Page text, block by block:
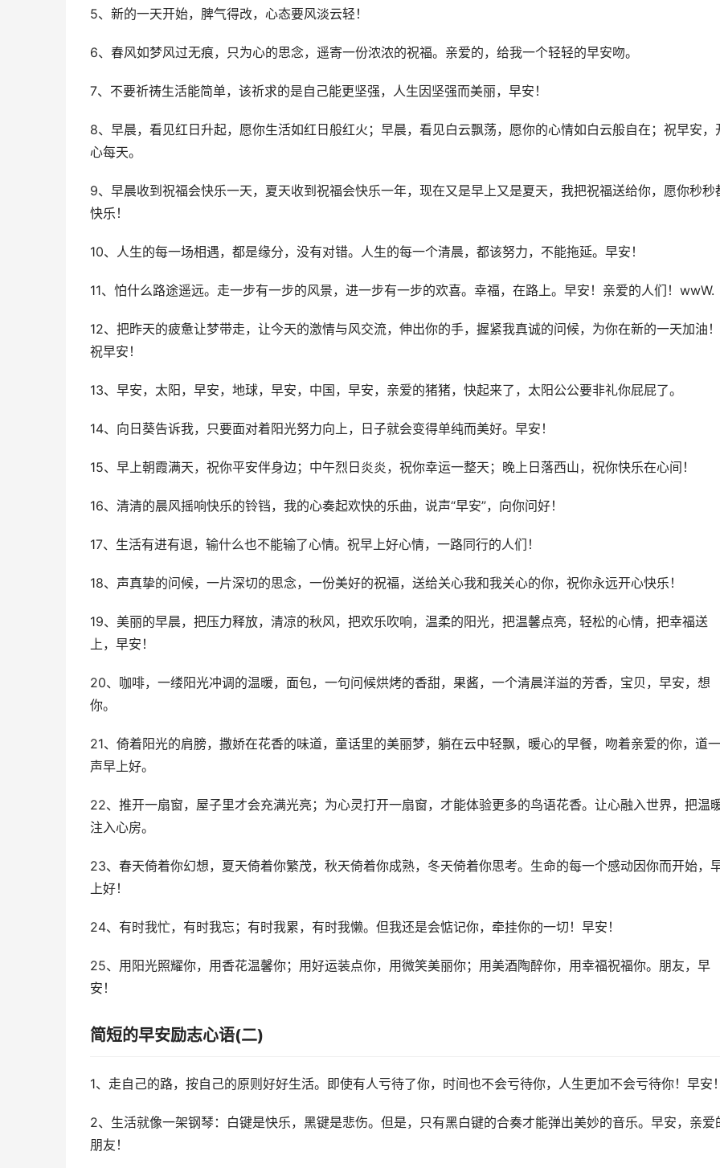
5、新的一天开始，脾气得改，心态要风淡云轻！
6、春风如梦风过无痕，只为心的思念，遥寄一份浓浓的祝福。亲爱的，给我一个轻轻的早安吻。
7、不要祈祷生活能简单，该祈求的是自己能更坚强，人生因坚强而美丽，早安！
8、早晨，看见红日升起，愿你生活如红日般红火；早晨，看见白云飘荡，愿你的心情如白云般自在；祝早安，
心每天。
9、早晨收到祝福会快乐一天，夏天收到祝福会快乐一年，现在又是早上又是夏天，我把祝福送给你，愿你秒秒
快乐！
10、人生的每一场相遇，都是缘分，没有对错。人生的每一个清晨，都该努力，不能拖延。早安！
11、怕什么路途遥远。走一步有一步的风景，进一步有一步的欢喜。幸福，在路上。早安！亲爱的人们！wwW.
12、把昨天的疲惫让梦带走，让今天的激情与风交流，伸出你的手，握紧我真诚的问候，为你在新的一天加油！
祝早安！
13、早安，太阳，早安，地球，早安，中国，早安，亲爱的猪猪，快起来了，太阳公公要非礼你屁屁了。
14、向日葵告诉我，只要面对着阳光努力向上，日子就会变得单纯而美好。早安！
15、早上朝霞满天，祝你平安伴身边；中午烈日炎炎，祝你幸运一整天；晚上日落西山，祝你快乐在心间！
16、清清的晨风摇响快乐的铃铛，我的心奏起欢快的乐曲，说声“早安”，向你问好！
17、生活有进有退，输什么也不能输了心情。祝早上好心情，一路同行的人们！
18、声真挚的问候，一片深切的思念，一份美好的祝福，送给关心我和我关心的你，祝你永远开心快乐！
19、美丽的早晨，把压力释放，清凉的秋风，把欢乐吹响，温柔的阳光，把温馨点亮，轻松的心情，把幸福送
上，早安！
20、咖啡，一缕阳光冲调的温暖，面包，一句问候烘烤的香甜，果酱，一个清晨洋溢的芳香，宝贝，早安，想
你。
21、倚着阳光的肩膀，撒娇在花香的味道，童话里的美丽梦，躺在云中轻飘，暖心的早餐，吻着亲爱的你，道一
声早上好。
22、推开一扇窗，屋子里才会充满光亮；为心灵打开一扇窗，才能体验更多的鸟语花香。让心融入世界，把温
注入心房。
23、春天倚着你幻想，夏天倚着你繁茂，秋天倚着你成熟，冬天倚着你思考。生命的每一个感动因你而开始，
上好！
24、有时我忙，有时我忘；有时我累，有时我懒。但我还是会惦记你，牵挂你的一切！早安！
25、用阳光照耀你，用香花温馨你；用好运装点你，用微笑美丽你；用美酒陶醉你，用幸福祝福你。朋友，早
安！
简短的早安励志心语(二)
1、走自己的路，按自己的原则好好生活。即使有人亏待了你，时间也不会亏待你，人生更加不会亏待你！早安！
2、生活就像一架钢琴：白键是快乐，黑键是悲伤。但是，只有黑白键的合奏才能弹出美妙的音乐。早安，亲爱
朋友！